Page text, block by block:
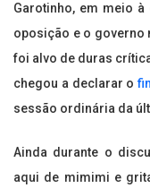
Garotinho, em meio
oposição e o governo
foi alvo de duras
chegou a declarar o
sessão ordinária da
Ainda durante o
aqui de mimimi e